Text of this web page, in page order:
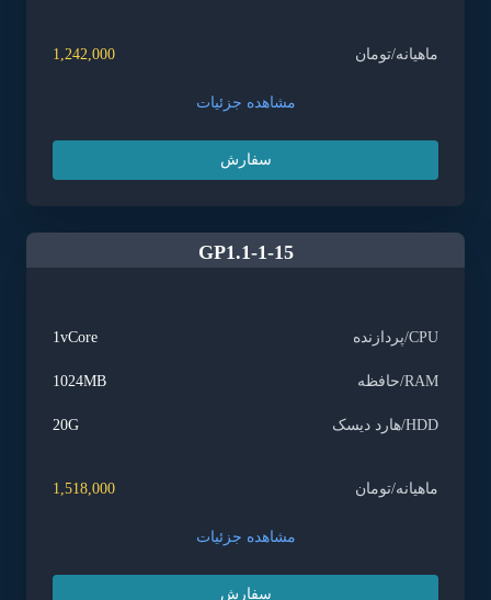
ماهیانه/تومان 1,242,000
مشاهده جزئیات
سفارش
GP1.1-1-15
CPU/پردازنده 1vCore
RAM/حافظه 1024MB
HDD/هارد دیسک 20G
ماهیانه/تومان 1,518,000
مشاهده جزئیات
سفارش